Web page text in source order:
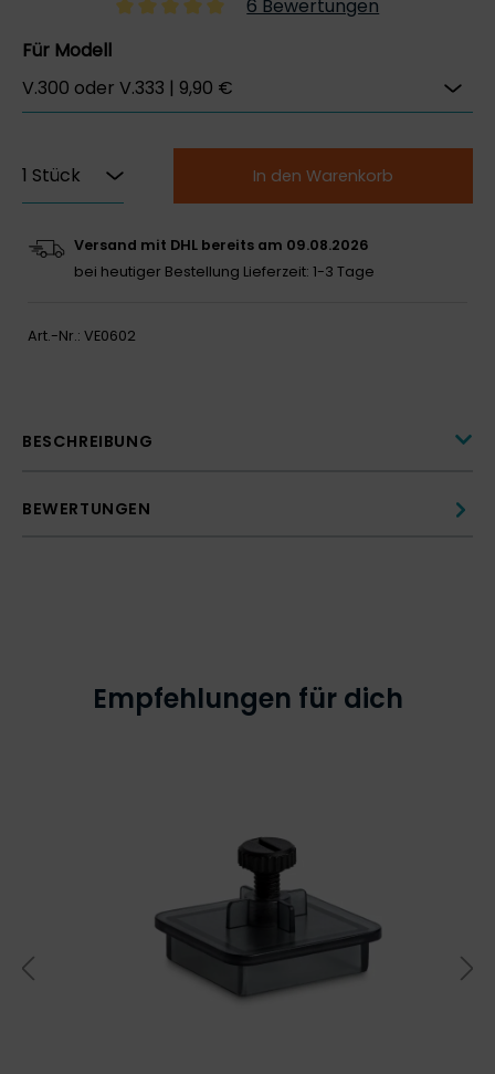
6 Bewertungen
Für Modell
In den Warenkorb
Versand mit DHL bereits am 09.08.2026
bei heutiger Bestellung Lieferzeit: 1-3 Tage
Art.-Nr.: VE0602
BESCHREIBUNG
BEWERTUNGEN
Empfehlungen für dich